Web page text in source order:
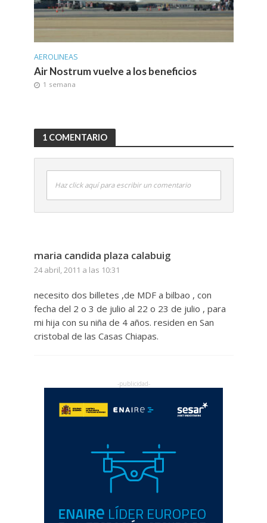
AEROLINEAS
Air Nostrum vuelve a los beneficios
1 semana
1 COMENTARIO
Haz click aquí para escribir un comentario
maria candida plaza calabuig
24 abril, 2011 a las 10:31
necesito dos billetes ,de MDF a bilbao , con
fecha del 2 o 3 de julio al 22 o 23 de julio , para
mi hija con su niña de 4 años. residen en San
cristobal de las Casas Chiapas.